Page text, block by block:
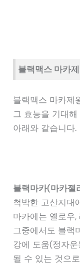
블랙맥스 마카
블랙맥스 마카제
그 효능을 기대
아래와 같습니다.
블랙마카(마카젤
척박한 고산지대
마카에는 옐로우
그중에서도 블랙
강에 도움(정자
될 수 있는 것으